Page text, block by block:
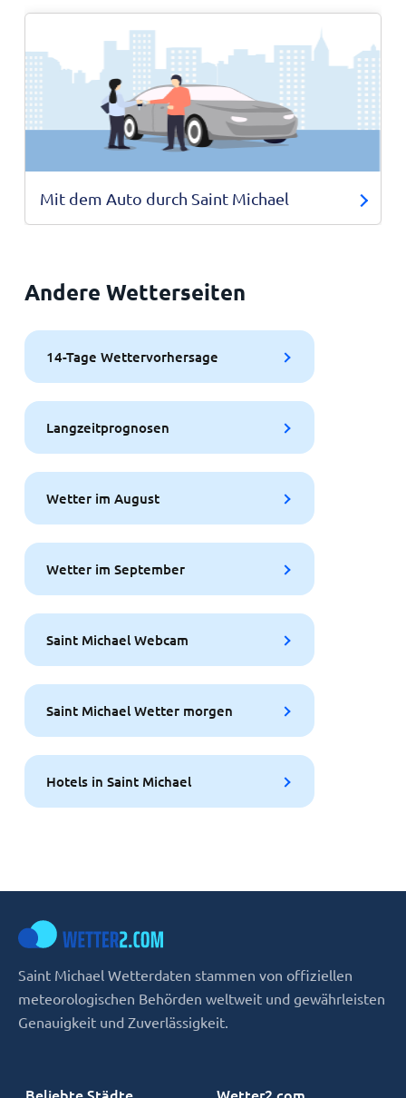
Mit dem Auto durch Saint Michael
Andere Wetterseiten
14-Tage Wettervorhersage
Langzeitprognosen
Wetter im August
Wetter im September
Saint Michael Webcam
Saint Michael Wetter morgen
Hotels in Saint Michael
Saint Michael Wetterdaten stammen von offiziellen
meteorologischen Behörden weltweit und gewährleisten
Genauigkeit und Zuverlässigkeit.